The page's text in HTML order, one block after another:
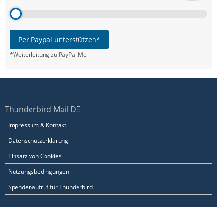
Per Paypal unterstützen*
*Weiterleitung zu PayPal.Me
Thunderbird Mail DE
Impressum & Kontakt
Datenschutzerklärung
Einsatz von Cookies
Nutzungsbedingungen
Spendenaufruf für Thunderbird